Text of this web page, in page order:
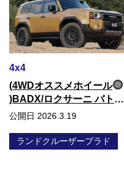
4x4
(4WDオススメホイール
)BADX/ロクサーニ バトル
シップ
公開日 2026.3.19
ランドクルーザープラド